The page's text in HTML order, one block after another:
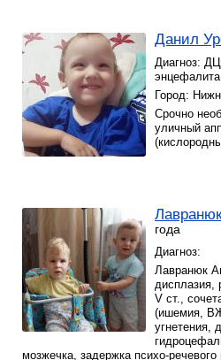
Данил
Диагноз:
Город:
Срочно
уличный
года
Диагноз:
Лавранюк
дисплазия,
V ст.,
(ишемия,
угнетения,
мозжечка, задержка психо-